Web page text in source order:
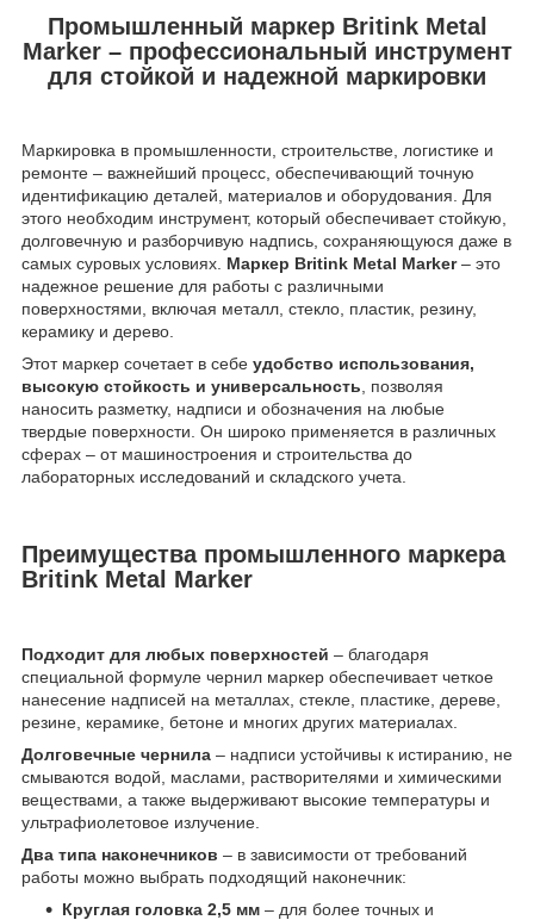
Промышленный маркер Britink Metal
Marker – профессиональный инструмент
для стойкой и надежной маркировки
Маркировка в промышленности, строительстве, логистике и
ремонте – важнейший процесс, обеспечивающий точную
идентификацию деталей, материалов и оборудования. Для
этого необходим инструмент, который обеспечивает стойкую,
долговечную и разборчивую надпись, сохраняющуюся даже в
самых суровых условиях. Маркер Britink Metal Marker– это
надежное решение для работы с различными
поверхностями, включая металл, стекло, пластик, резину,
керамику и дерево.
Этот маркер сочетает в себе удобство использования,
высокую стойкость и универсальность, позволяя
наносить разметку, надписи и обозначения на любые
твердые поверхности. Он широко применяется в различных
сферах – от машиностроения и строительства до
лабораторных исследований и складского учета.
Преимущества промышленного маркера
Britink Metal Marker
Подходит для любых поверхностей – благодаря
специальной формуле чернил маркер обеспечивает четкое
нанесение надписей на металлах, стекле, пластике, дереве,
резине, керамике, бетоне и многих других материалах.
Долговечные чернила – надписи устойчивы к истиранию, не
смываются водой, маслами, растворителями и химическими
веществами, а также выдерживают высокие температуры и
ультрафиолетовое излучение.
Два типа наконечников – в зависимости от требований
работы можно выбрать подходящий наконечник:
Круглая головка 2,5 мм – для более точных и